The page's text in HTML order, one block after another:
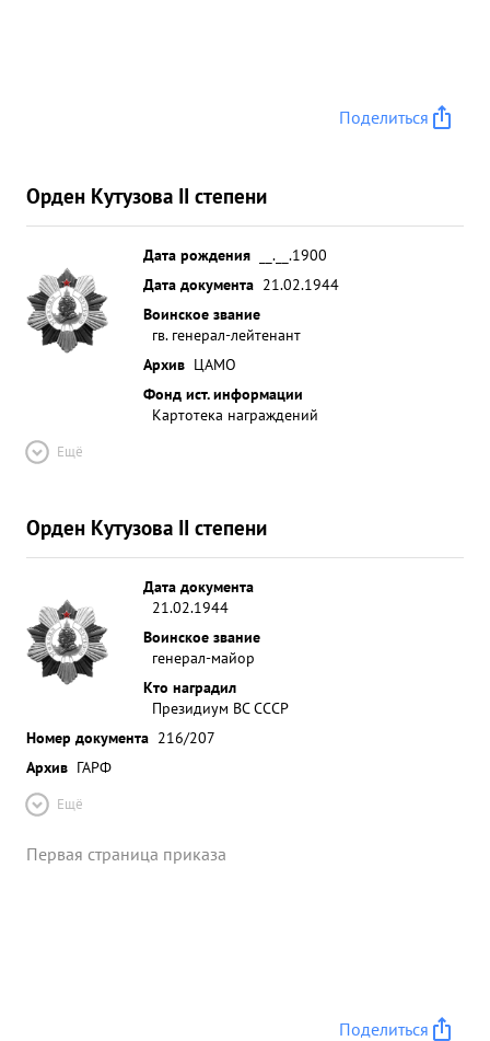
Поделиться
Орден Кутузова II степени
Дата рождения
__.__.1900
Дата документа 21.02.1944
Воинское звание
гв. генерал-лейтенант
Архив ЦАМО
Фонд ист. информации
Картотека награждений
Ещё
Орден Кутузова II степени
Дата документа
21.02.1944
Воинское звание
генерал-майор
Кто наградил
Президиум ВС СССР
Номер документа 216/207
Архив ГАРФ
Ещё
Первая страница приказа
Поделиться